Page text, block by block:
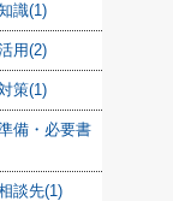
識(1)
用(2)
策(1)
備・必要書
談先(1)